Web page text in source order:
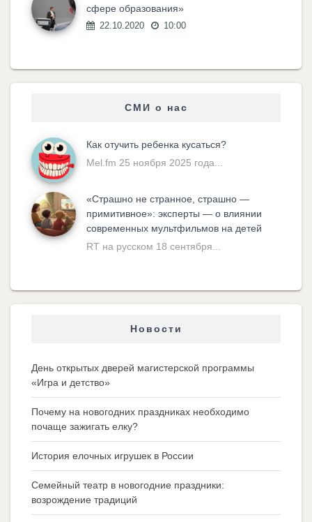
сфере образования»
22.10.2020 10:00
СМИ о нас
Как отучить ребенка кусаться?
Mel.fm 25 ноября 2025 года...
«Cтрашно не странное, страшно —
примитивное»: эксперты — о влиянии
современных мультфильмов на детей
RT на русском 18 сентября...
Новости
День открытых дверей магистерской программы
«Игра и детство»
Почему на новогодних праздниках необходимо
почаще зажигать елку?
История елочных игрушек в России
Семейный театр в новогодние праздники:
возрождение традиций